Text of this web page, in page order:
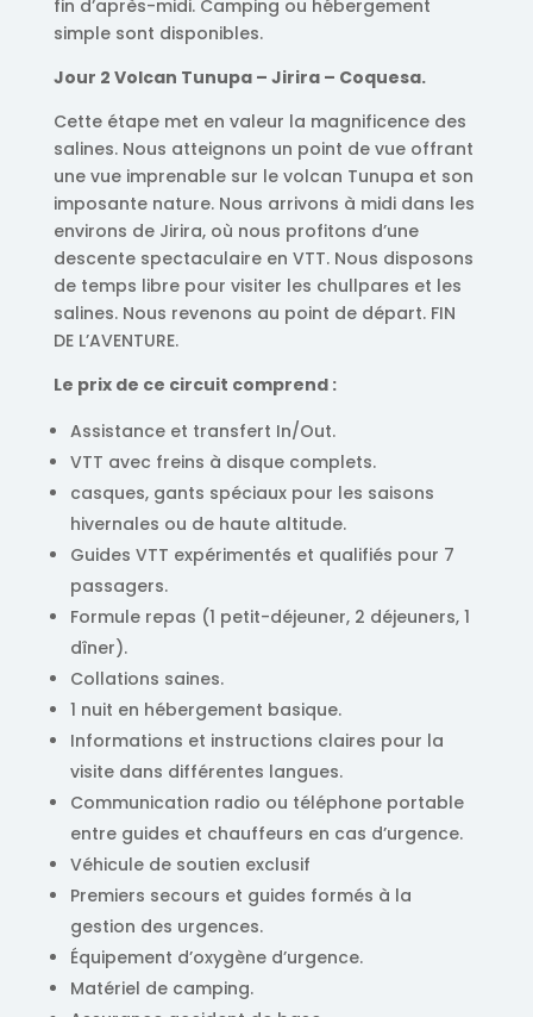
fin d’après-midi. Camping ou hébergement
simple sont disponibles.
Jour 2 Volcan Tunupa – Jirira – Coquesa.
Cette étape met en valeur la magnificence des
salines. Nous atteignons un point de vue offrant
une vue imprenable sur le volcan Tunupa et son
imposante nature. Nous arrivons à midi dans les
environs de Jirira, où nous profitons d’une
descente spectaculaire en VTT. Nous disposons
de temps libre pour visiter les chullpares et les
salines. Nous revenons au point de départ. FIN
DE L’AVENTURE.
Le prix de ce circuit comprend :
Assistance et transfert In/Out.
VTT avec freins à disque complets.
casques, gants spéciaux pour les saisons
hivernales ou de haute altitude.
Guides VTT expérimentés et qualifiés pour 7
passagers.
Formule repas (1 petit-déjeuner, 2 déjeuners, 1
dîner).
Collations saines.
1 nuit en hébergement basique.
Informations et instructions claires pour la
visite dans différentes langues.
Communication radio ou téléphone portable
entre guides et chauffeurs en cas d’urgence.
Véhicule de soutien exclusif
Premiers secours et guides formés à la
gestion des urgences.
Équipement d’oxygène d’urgence.
Matériel de camping.